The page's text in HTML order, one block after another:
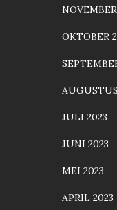
OKTOBER
JULI 2023
JUNI 2023
MEI 2023
APRIL 2023